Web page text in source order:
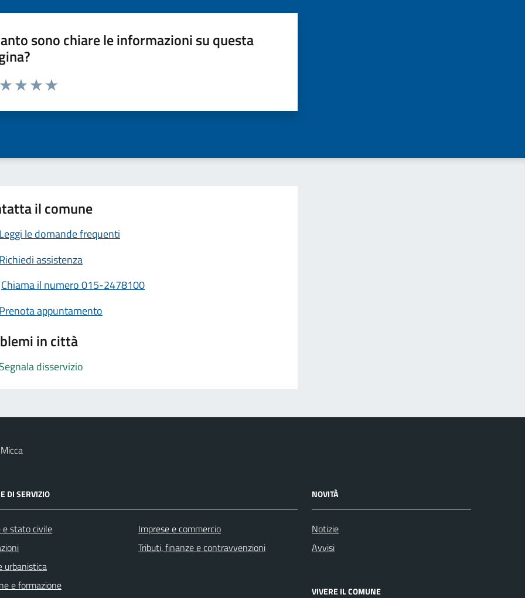
sono chiare le informazioni su questa
da 1 a 5 stelle la pagina
il comune
Leggi le domande frequenti
Richiedi assistenza
Chiama il numero 015-2478100
Prenota appuntamento
in città
Segnala disservizio
DI SERVIZIO
e stato civile
urbanistica
e formazione
Imprese e commercio
Tributi, finanze e contravvenzioni
NOVITÀ
Notizie
Avvisi
VIVERE IL COMUNE